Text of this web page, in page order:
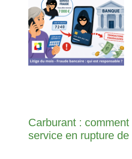
Carburant :
service en rupture